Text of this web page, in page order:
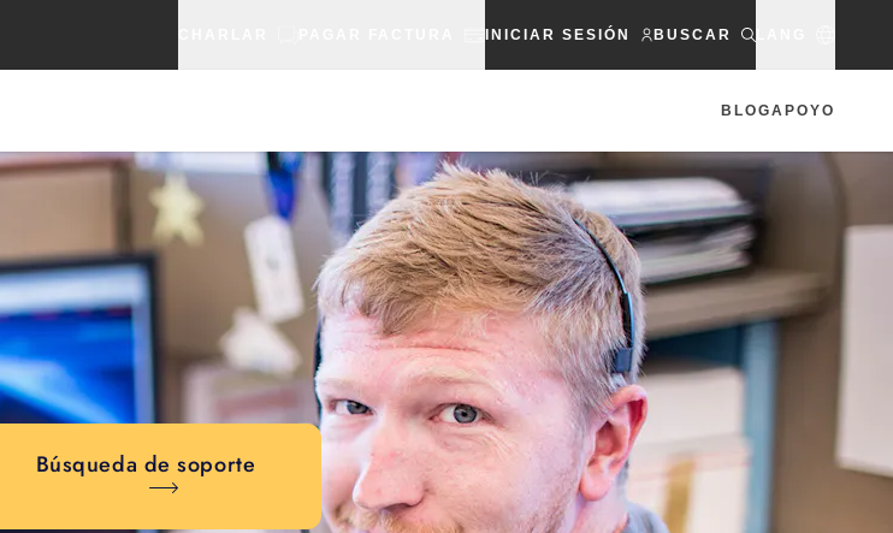
INICIAR SESIÓN BUSCAR
BLOGAPOYO
Búsqueda de soporte